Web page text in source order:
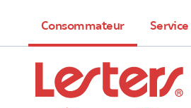
Consommateur